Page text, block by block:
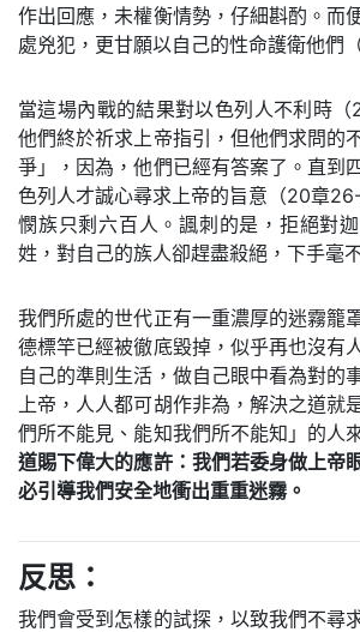
作出回應，未權衡情勢，仔細斟酌。而
處兇犯，更甘願以自己的性命護衛他們
當這場內戰的結果對以色列人不利時（
他們終於祈求上帝指引，但他們求問的
爭」，因為，他們已經有答案了。直到
色列人才誠心尋求上帝的旨意（20章
憫族只剩六百人。諷刺的是，拒絕對
姓，對自己的族人卻趕盡殺絕，下手毫
我們所處的世代正有一重濃厚的迷霧籠
德標竿已經被徹底毀掉，似乎再也沒有
自己的準則生活，做自己眼中看為對的
上帝，人人都可胡作非為，解決之道就
們所不能見、能知我們所不能知」的人
道賜下偉大的應許：我們若委身做上帝
必引導我們安全地衝出重重迷霧。
反思：
我們會受到怎樣的試探，以致我們不尋